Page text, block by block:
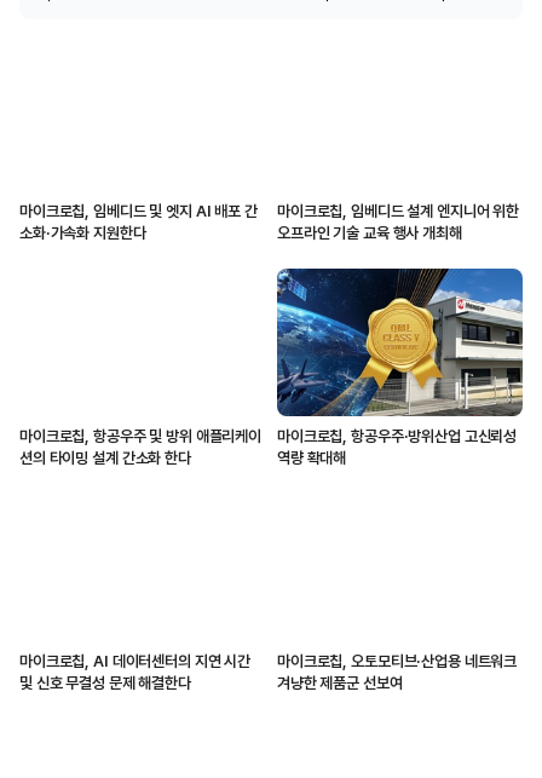
마이크로칩, 임베디드 및 엣지 AI 배포 간
소화·가속화 지원한다
마이크로칩, 임베디드 설계 엔지니어 위한
오프라인 기술 교육 행사 개최해
마이크로칩, 항공우주 및 방위 애플리케이
션의 타이밍 설계 간소화 한다
마이크로칩, 항공우주·방위산업 고신뢰성
역량 확대해
마이크로칩, AI 데이터센터의 지연 시간
및 신호 무결성 문제 해결한다
마이크로칩, 오토모티브·산업용 네트워크
겨냥한 제품군 선보여